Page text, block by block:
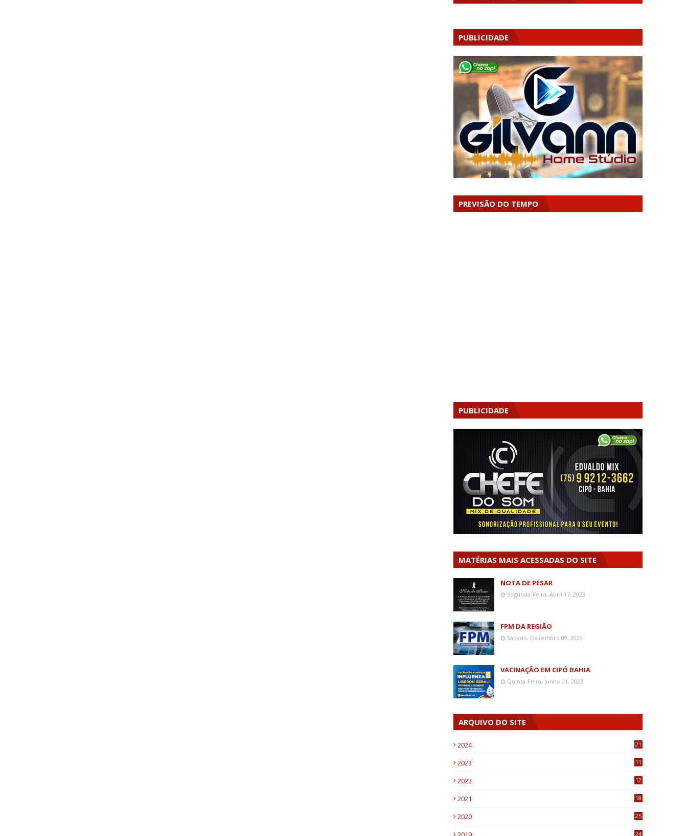
PUBLICIDADE
PREVISÃO DO TEMPO
PUBLICIDADE
MATÉRIAS MAIS ACESSADAS DO SITE
NOTA DE PESAR
Segunda-Feira, Abril 17, 2023
FPM DA REGIÃO
Sábado, Dezembro 09, 2023
VACINAÇÃO EM CIPÓ BAHIA
Quinta-Feira, Junho 01, 2023
ARQUIVO DO SITE
2024 21
2023
11
2022
12
2021
18
2020
25
24